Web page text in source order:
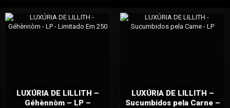
LUXÚRIA DE LILLITH –
Géhènnòm – LP –
LUXÚRIA DE LILLITH –
Sucumbidos pela Carne –